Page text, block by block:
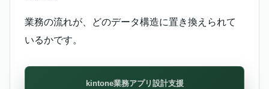
業務の流れが、どのデータ構造に置き換えられて
いるかです。
kintone業務アプリ設計支援